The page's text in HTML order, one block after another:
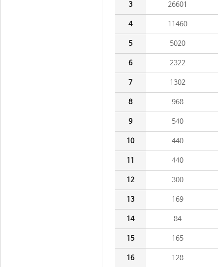
3 26601
4 11460
5 5020
6 2322
7 1302
8 968
9 540
10 440
11 440
12 300
13 169
14 84
15 165
16 128